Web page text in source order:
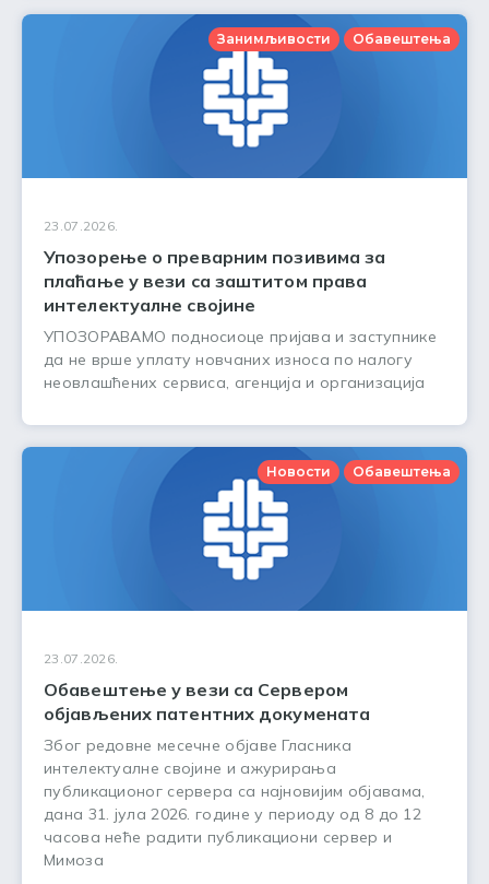
Занимљивости Обавештења
23.07.2026.
Упозорење о преварним позивима за
плаћање у вези са заштитом права
интелектуалне својине
УПОЗОРАВАМО подносиоце пријава и заступнике
да не врше уплату новчаних износа по налогу
неовлашћених сервиса, агенција и организација
Новости Обавештења
23.07.2026.
Обавештење у вези са Сервером
објављених патентних докумената
Због редовне месечне објаве Гласника
интелектуалне својине и ажурирања
публикационог сервера са најновијим објавама,
дана 31. јула 2026. године у периоду од 8 до 12
часова неће радити публикациони сервер и
Мимоза